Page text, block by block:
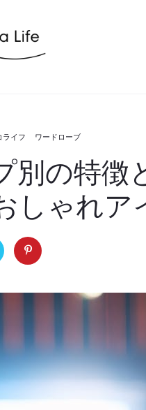
ライフ ワードローブ
別の特
しゃれア